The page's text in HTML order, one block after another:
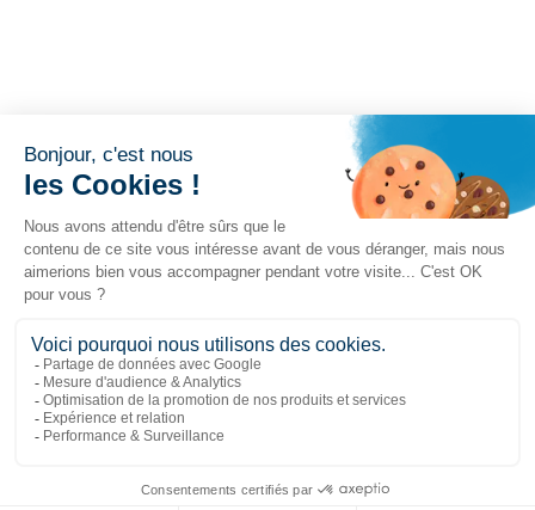
Liens populaires